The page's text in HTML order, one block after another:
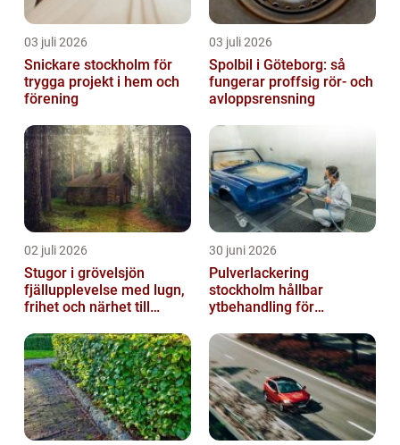
03 juli 2026
Snickare stockholm för
trygga projekt i hem och
förening
03 juli 2026
Spolbil i Göteborg: så
fungerar proffsig rör- och
avloppsrensning
02 juli 2026
Stugor i grövelsjön
fjällupplevelse med lugn,
frihet och närhet till
30 juni 2026
Pulverlackering
stockholm hållbar
ytbehandling för